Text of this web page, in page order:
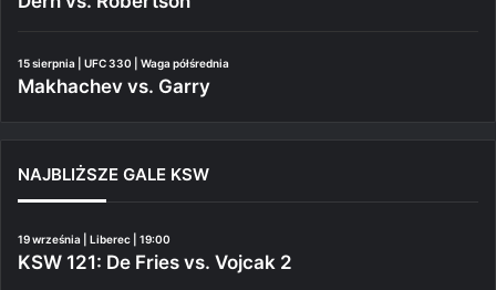
15 sierpnia | UFC 330 | Waga półśrednia
Makhachev vs. Garry
NAJBLIŻSZE GALE KSW
19 września | Liberec | 19:00
KSW 121: De Fries vs. Vojcak 2